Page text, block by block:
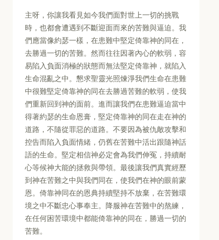
主呀，你讓我看見如今我們面對世上一切的挑戰
時，也都會遭遇到不斷迎面而來的苦難與逼迫。我
們應當像約瑟一樣，在患難中堅定倚靠神的同在，
去勝過一切的苦難。然而往往因著內心的軟弱，容
易陷入負面消極的狀態而無法堅定倚靠神，就陷入
生命混亂之中。懇求聖靈光照煉淨我們生命在患難
中很難堅定倚靠神的同在去勝過苦難的軟弱，使我
們重新回到神的面前。進而讓我們在患難逼迫當中
得著約瑟的生命恩膏，堅定倚靠神的同在走在神的
道路，不隨從罪惡的道路。不要因為被仇敵攻擊和
控告而陷入負面情緒，仍舊在苦難中活出跟隨神話
語的生命。堅定相信神必定會為我們伸冤，持續耐
心等候神大能的拯救與帶領。最後讓我們真實經歷
到神在苦難之中與我們同在，使我們在神的眼前蒙
恩。倚靠神同在的恩典持續堅持不放棄，在苦難環
境之中不斷忠心事奉主。降服神在苦難中的熬練，
在任何困苦環境中都能倚靠神的同在，勝過一切的
苦難。